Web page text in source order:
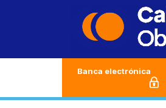
Banca electrónica